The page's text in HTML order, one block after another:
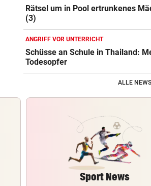
Rätsel um in Pool ertrunkenes
(3)
ANGRIFF VOR UNTERRICHT
Schüsse an Schule in Thailand:
Todesopfer
ALLE
Sport News